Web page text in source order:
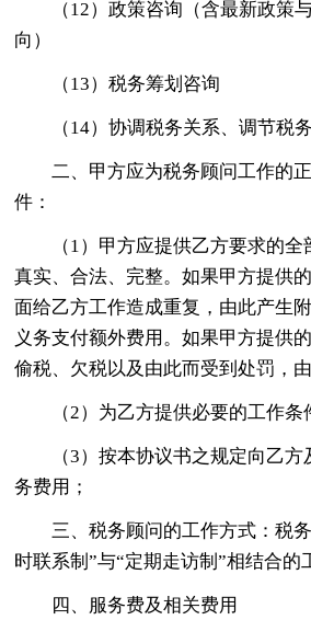
（12）政策咨询（含最新政策
向）
（13）税务筹划咨询
（14）协调税务关系、调节税
二、甲方应为税务顾问工作的
件：
（1）甲方应提供乙方要求的
真实、合法、完整。如果甲方提供
面给乙方工作造成重复，由此产生
义务支付额外费用。如果甲方提供
偷税、欠税以及由此而受到处罚，
（2）为乙方提供必要的工作条
（3）按本协议书之规定向乙
务费用；
三、税务顾问的工作方式：税
时联系制”与“定期走访制”相结合的
四、服务费及相关费用